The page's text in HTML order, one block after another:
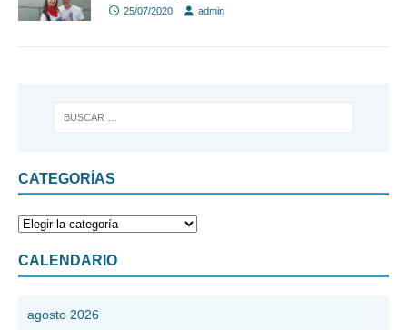
25/07/2020 admin
CATEGORÍAS
CALENDARIO
agosto 2026